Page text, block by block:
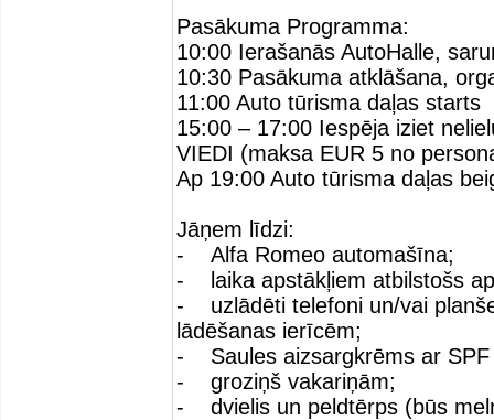
Pasākuma Programma:
10:00 Ierašanās AutoHalle,
10:30 Pasākuma atklāšana,
11:00 Auto tūrisma daļas starts
15:00 – 17:00 Iespēja iziet
VIEDI (maksa EUR 5 no
Ap 19:00 Auto tūrisma daļas
Jāņem līdzi:
- Alfa Romeo automašīna;
- laika apstākļiem atbilstošs
- uzlādēti telefoni un/vai
lādēšanas ierīcēm;
- Saules aizsargkrēms ar SPF
- groziņš vakariņām;
- dvielis un peldtērps (būs